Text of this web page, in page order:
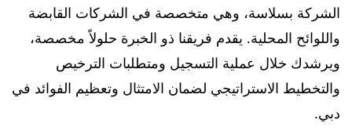
الشركة بسلاسة، وهي متخصصة في الشركات القابضة
واللوائح المحلية. يقدم فريقنا ذو الخبرة حلولاً مخصصة،
ويرشدك خلال عملية التسجيل ومتطلبات الترخيص
والتخطيط الاستراتيجي لضمان الامتثال وتعظيم الفوائد في
دبي.